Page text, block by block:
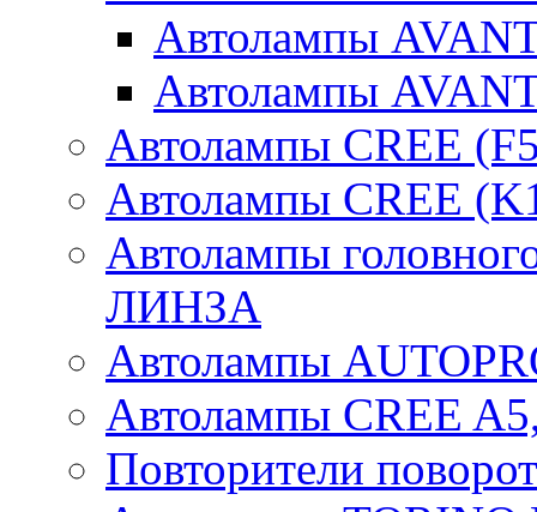
Автолампы
Автолампы
Автолампы CREE
Автолампы CREE
Автолампы
ЛИНЗА
Автолампы
Автолампы CREE
Повторители